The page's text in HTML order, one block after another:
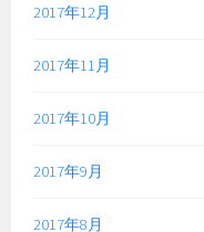
2017年12月
2017年11月
2017年10月
2017年9月
2017年8月